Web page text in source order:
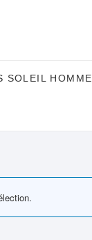
SOLEIL HOMME